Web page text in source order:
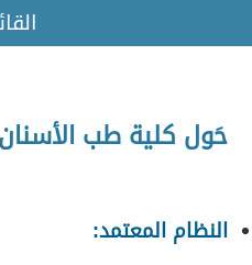
حَول كلية طب الأسنان
النظام المعتمد: